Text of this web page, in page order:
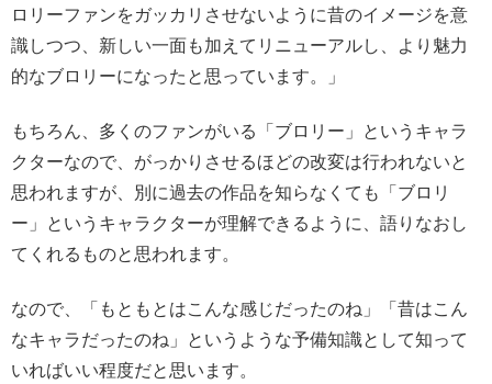
ロリーファンをガッカリさせないように昔のイメージを意
識しつつ、新しい一面も加えてリニューアルし、より魅力
的なブロリーになったと思っています。」
もちろん、多くのファンがいる「ブロリー」というキャラ
クターなので、がっかりさせるほどの改変は行われないと
思われますが、別に過去の作品を知らなくても「ブロリ
ー」というキャラクターが理解できるように、語りなおし
てくれるものと思われます。
なので、「もともとはこんな感じだったのね」「昔はこん
なキャラだったのね」というような予備知識として知って
いればいい程度だと思います。